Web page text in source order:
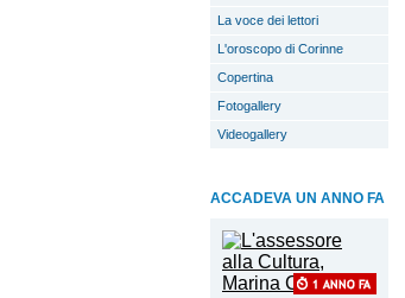
La voce dei lettori
L'oroscopo di Corinne
Copertina
Fotogallery
Videogallery
ACCADEVA UN ANNO FA